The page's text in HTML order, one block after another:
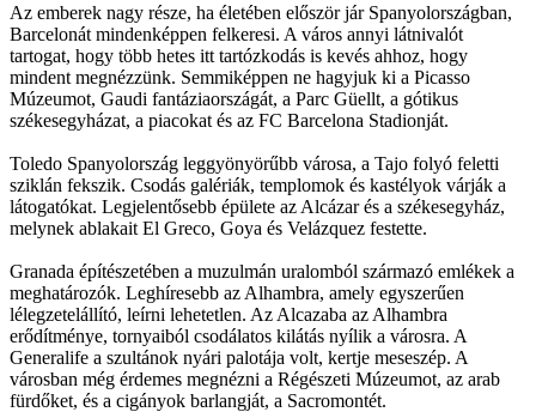
Az emberek nagy része, ha életében először jár Spanyolországban,
Barcelonát mindenképpen felkeresi. A város annyi látnivalót
tartogat, hogy több hetes itt tartózkodás is kevés ahhoz, hogy
mindent megnézzünk. Semmiképpen ne hagyjuk ki a Picasso
Múzeumot, Gaudi fantáziaországát, a Parc Güellt, a gótikus
székesegyházat, a piacokat és az FC Barcelona Stadionját.
Toledo Spanyolország leggyönyörűbb városa, a Tajo folyó feletti
sziklán fekszik. Csodás galériák, templomok és kastélyok várják a
látogatókat. Legjelentősebb épülete az Alcázar és a székesegyház,
melynek ablakait El Greco, Goya és Velázquez festette.
Granada építészetében a muzulmán uralomból származó emlékek a
meghatározók. Leghíresebb az Alhambra, amely egyszerűen
lélegzetelállító, leírni lehetetlen. Az Alcazaba az Alhambra
erődítménye, tornyaiból csodálatos kilátás nyílik a városra. A
Generalife a szultánok nyári palotája volt, kertje meseszép. A
városban még érdemes megnézni a Régészeti Múzeumot, az arab
fürdőket, és a cigányok barlangját, a Sacromontét.